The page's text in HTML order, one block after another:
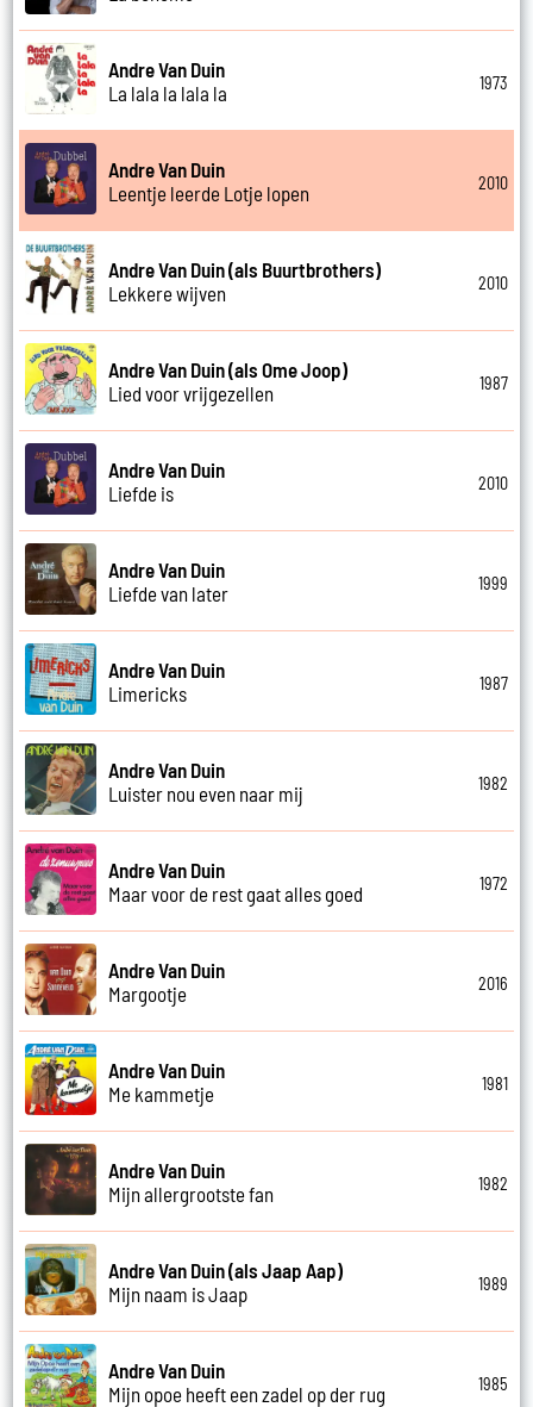
Andre Van Duin
La lala la lala la
1973
Andre Van Duin
Leentje leerde Lotje lopen
2010
Andre Van Duin (als Buurtbrothers)
Lekkere wijven
2010
Andre Van Duin (als Ome Joop)
Lied voor vrijgezellen
1987
Andre Van Duin
Liefde is
2010
Andre Van Duin
Liefde van later
1999
Andre Van Duin
Limericks
1987
Andre Van Duin
Luister nou even naar mij
1982
Andre Van Duin
Maar voor de rest gaat alles goed
1972
Andre Van Duin
Margootje
2016
Andre Van Duin
Me kammetje
1981
Andre Van Duin
Mijn allergrootste fan
1982
Andre Van Duin (als Jaap Aap)
Mijn naam is Jaap
1989
Andre Van Duin
Mijn opoe heeft een zadel op der rug
1985